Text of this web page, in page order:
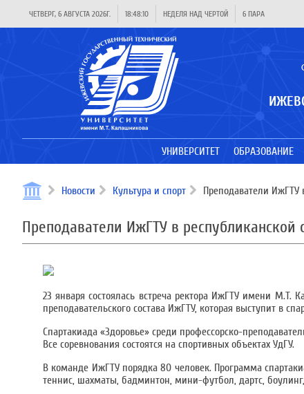
ЧЕТВЕРГ, 6 АВГУСТА 2026Г. 18:48:10 НЕДЕЛЯ НАД ЧЕРТОЙ 6 ПАРА
УНИВЕРСИТЕТ ОБРАЗОВАНИЕ
Новости Культура и спорт Преподаватели ИжГТУ
Преподаватели ИжГТУ в республиканской
23 января состоялась встреча ректора ИжГТУ имени М.Т.
преподавательского состава ИжГТУ, которая выступит в
Спартакиада «Здоровье» среди профессорско-
Все соревнования состоятся на спортивных объектах УдГУ.
В команде ИжГТУ порядка 80 человек. Программа
теннис, шахматы, бадминтон, мини-футбол, дартс,